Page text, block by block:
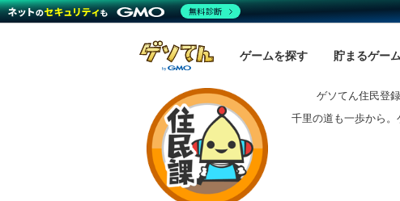
ゲームを探す 貯まるゲーム
ゲソてん住民登録
千里の道も一歩から。
無料診断